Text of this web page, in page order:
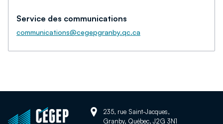
Service des communications
communications@cegepgranby.qc.ca
RetourAdresse:235, rue Saint-Jacques,
Granby, Québec, J2G 3N1